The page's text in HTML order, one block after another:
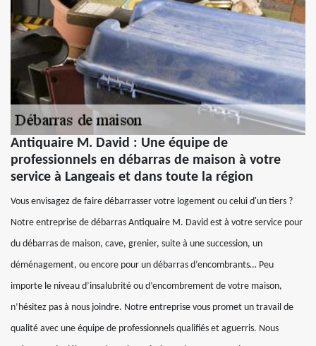
Antiquaire M. David : Une équipe de
professionnels en débarras de maison à votre
service à Langeais et dans toute la région
Vous envisagez de faire débarrasser votre logement ou celui d'un tiers ?
Notre entreprise de débarras Antiquaire M. David est à votre service pour
du débarras de maison, cave, grenier, suite à une succession, un
déménagement, ou encore pour un débarras d’encombrants… Peu
importe le niveau d’insalubrité ou d’encombrement de votre maison,
n’hésitez pas à nous joindre. Notre entreprise vous promet un travail de
qualité avec une équipe de professionnels qualifiés et aguerris. Nous